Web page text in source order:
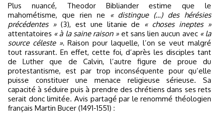
Plus nuancé, Theodor Bibliander estime que le
mahométisme, que rien ne
« distingue (…) des hérésies
précédentes »(3), est une litanie de « choses ineptes »
attentatoires « à la saine raison »et sans lien aucun avec « la
source céleste ». Raison pour laquelle, l’on se veut malgré
tout rassurant. En effet, cette foi, d’après les disciples tant
de Luther que de Calvin, l’autre figure de proue du
protestantisme, est par trop inconséquente pour qu’elle
puisse constituer une menace religieuse sérieuse. Sa
capacité à séduire puis à prendre des chrétiens dans ses rets
serait donc limitée. Avis partagé par le renommé théologien
français Martin Bucer (1491-1551) :